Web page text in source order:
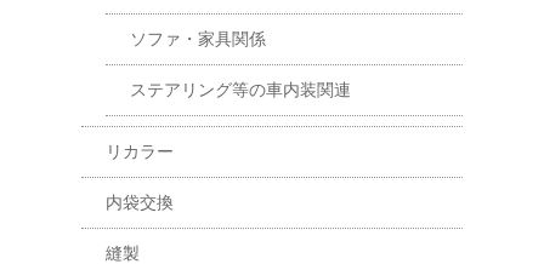
ソファ・家具関係
ステアリング等の車内装関連
リカラー
内袋交換
縫製